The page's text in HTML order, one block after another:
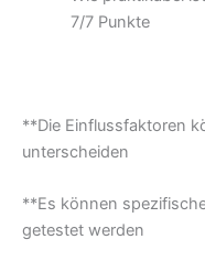
7/7 Punkte
**Die Einflussfaktoren
unterscheiden
**Es können
getestet werden